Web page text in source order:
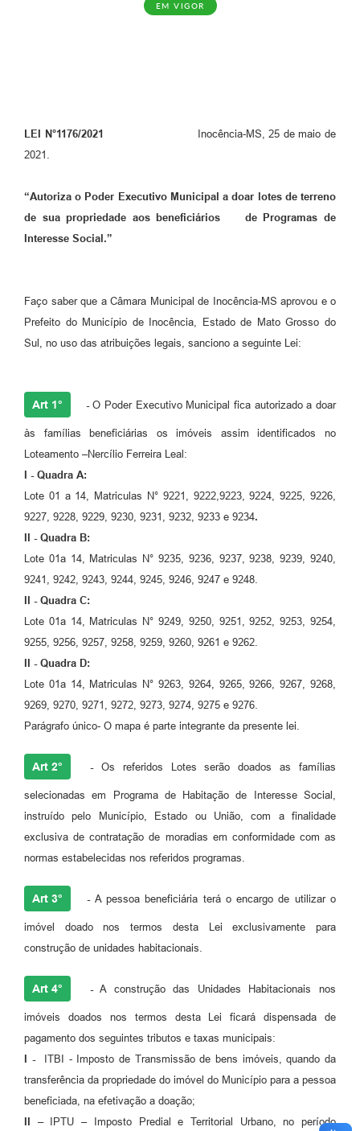
Recursos Liberados
Dados gerais e Obras
Empresa Inidônea
licenciamento ambiental
Fale conosco
EM VIGOR
LEI N°1176/2021
Inocência-MS, 25 de maio de
2021.
“Autoriza o Poder Executivo Municipal a doar lotesde terreno
de sua propriedade aos beneficiários
de Programas de
Interesse Social.”
Faço saber que a Câmara Municipal de Inocência-MS aprovou e o
Prefeito do Município de Inocência, Estado de Mato Grosso do
Sul, no uso das atribuições legais, sanciono a seguinte Lei:
Art 1° -O Poder Executivo Municipal fica autorizado a doar
às famílias beneficiárias os imóveis assim identificados no
Loteamento ­­­­­­­­­­­­­­­­­–Nercílio Ferreira Leal:
I - Quadra A:
Lote 01 a 14, Matriculas N° 9221, 9222,9223, 9224, 9225, 9226,
9227, 9228, 9229, 9230, 9231, 9232, 9233 e 9234.
II - Quadra B:
Lote 01a 14, Matriculas N° 9235, 9236, 9237, 9238, 9239, 9240,
9241, 9242, 9243, 9244, 9245, 9246, 9247 e 9248.
II - Quadra C:
Lote 01a 14, Matriculas N° 9249, 9250, 9251, 9252, 9253, 9254,
9255, 9256, 9257, 9258, 9259, 9260, 9261 e 9262.
II - Quadra D:
Lote 01a 14, Matriculas N° 9263, 9264, 9265, 9266, 9267, 9268,
9269, 9270, 9271, 9272, 9273, 9274, 9275 e 9276.
Parágrafo único- O mapa é parte integrante da presente lei.
Art 2° -Os referidos Lotes serão doados as famílias
selecionadas em Programa de Habitação de Interesse Social,
instruído pelo Município, Estado ou União, com a finalidade
exclusiva de contratação de moradias em conformidade com as
normas estabelecidas nos referidos programas.
Art 3° -A pessoa beneficiária terá o encargo de utilizar o
imóvel doado nos termos desta Lei exclusivamente para
construção de unidades habitacionais.
Art 4° -A construção das Unidades Habitacionais nos
imóveis doados nos termos desta Lei ficará dispensada de
pagamento dos seguintes tributos e taxas municipais:
I -ITBI - Imposto de Transmissão de bens imóveis, quando da
transferência da propriedade do imóvel do Município para a pessoa
beneficiada, na efetivação a doação;
II –IPTU – Imposto Predial e Territorial Urbano, no período